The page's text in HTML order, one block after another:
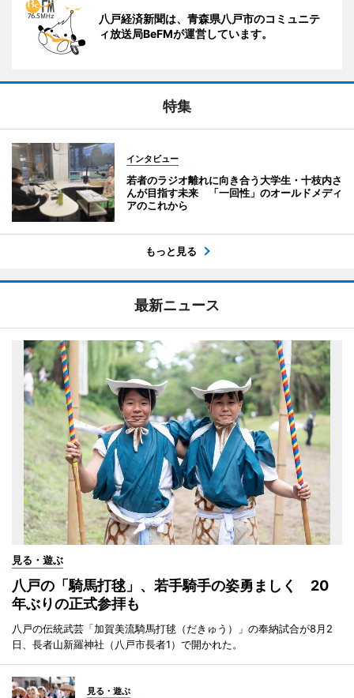
八戸経済新聞は、青森県八戸市のコミュニテ
ィ放送局BeFMが運営しています。
特集
インタビュー
若者のラジオ離れに向き合う大学生・十枝内さ
んが目指す未来 「一回性」のオールドメディ
アのこれから
もっと見る
最新ニュース
見る・遊ぶ
八戸の「騎馬打毬」、若手騎手の姿勇ましく 20
年ぶりの正式参拝も
八戸の伝統武芸「加賀美流騎馬打毬（だきゅう）」の奉納試合が8月2
日、長者山新羅神社（八戸市長者1）で開かれた。
見る・遊ぶ